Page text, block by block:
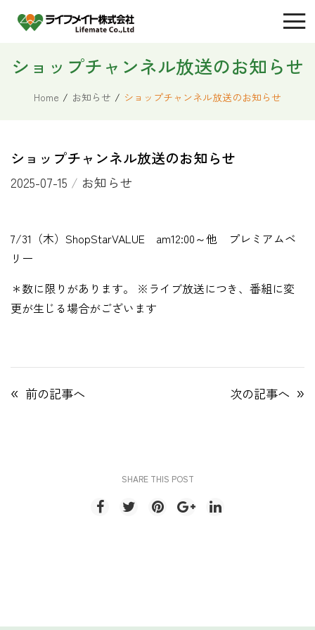
ショップチャンネル放送のお知らせ
Home / お知らせ / ショップチャンネル放送のお知らせ
ショップチャンネル放送のお知らせ
2025-07-15 / お知らせ
7/31（木）ShopStarVALUE am12:00～他 プレミアムベ
リー
＊数に限りがあります。 ※ライブ放送につき、番組に変
更が生じる場合がございます
« 前の記事へ 次の記事へ »
SHARE THIS POST